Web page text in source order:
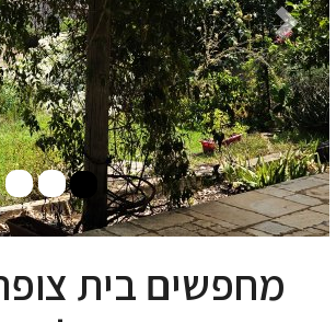
מחפשים בית